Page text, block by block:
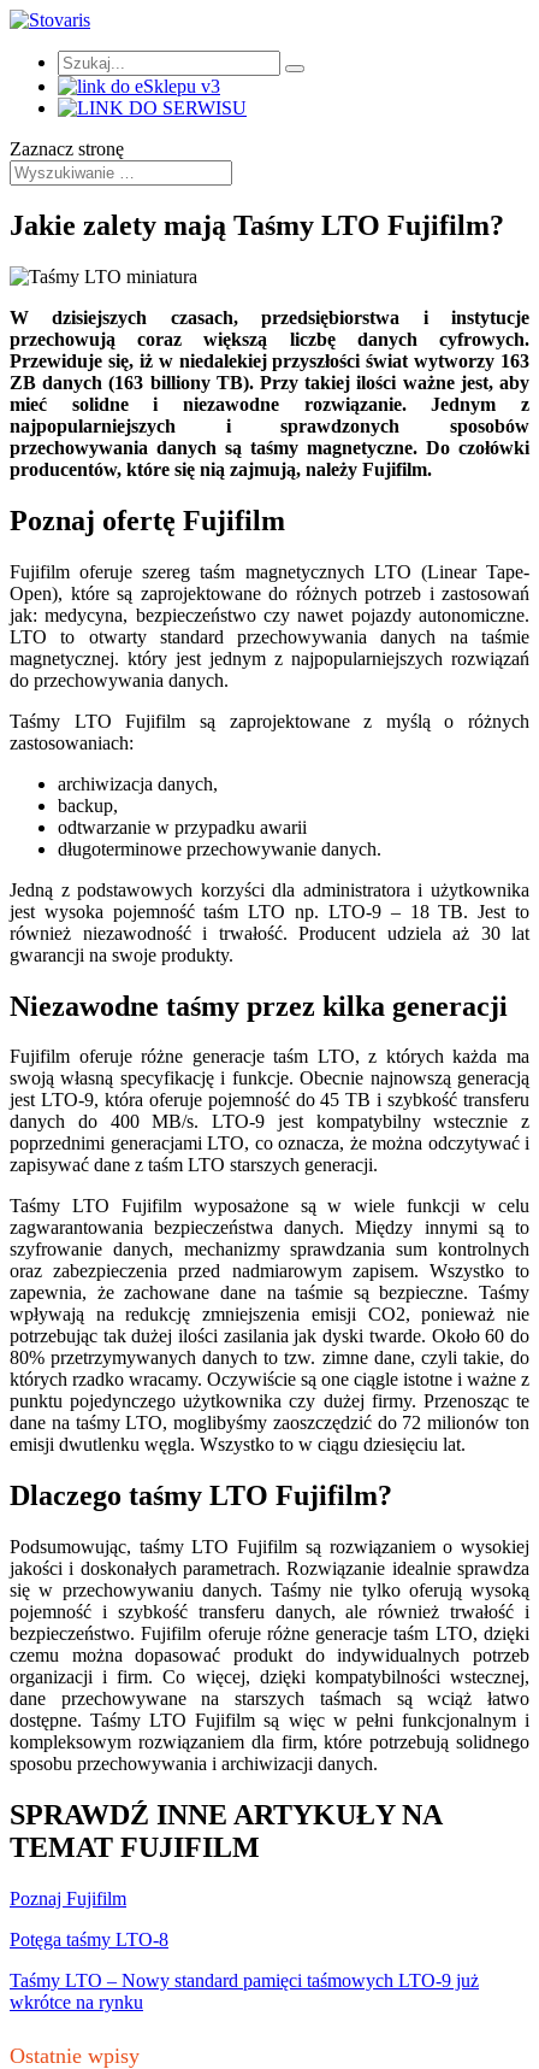
Zaznacz stronę
Jakie zalety mają Taśmy LTO Fujifilm?
W dzisiejszych czasach, przedsiębiorstwa i instytucje
przechowują coraz większą liczbę danych cyfrowych.
Przewiduje się, iż w niedalekiej przyszłości świat wytworzy 163
ZB danych (163 billiony TB). Przy takiej ilości ważne jest, aby
mieć solidne i niezawodne rozwiązanie. Jednym z
najpopularniejszych i sprawdzonych sposobów
przechowywania danych są taśmy magnetyczne. Do czołówki
producentów, które się nią zajmują, należy Fujifilm.
Poznaj ofertę Fujifilm
Fujifilm oferuje szereg taśm magnetycznych LTO (Linear Tape-
Open), które są zaprojektowane do różnych potrzeb i zastosowań
jak: medycyna, bezpieczeństwo czy nawet pojazdy autonomiczne.
LTO to otwarty standard przechowywania danych na taśmie
magnetycznej. który jest jednym z najpopularniejszych rozwiązań
do przechowywania danych.
Taśmy LTO Fujifilm są zaprojektowane z myślą o różnych
zastosowaniach:
archiwizacja danych,
backup,
odtwarzanie w przypadku awarii
długoterminowe przechowywanie danych.
Jedną z podstawowych korzyści dla administratora i użytkownika
jest wysoka pojemność taśm LTO np. LTO-9 – 18 TB. Jest to
również niezawodność i trwałość. Producent udziela aż 30 lat
gwarancji na swoje produkty.
Niezawodne taśmy przez kilka generacji
Fujifilm oferuje różne generacje taśm LTO, z których każda ma
swoją własną specyfikację i funkcje. Obecnie najnowszą generacją
jest LTO-9, która oferuje pojemność do 45 TB i szybkość transferu
danych do 400 MB/s. LTO-9 jest kompatybilny wstecznie z
poprzednimi generacjami LTO, co oznacza, że można odczytywać i
zapisywać dane z taśm LTO starszych generacji.
Taśmy LTO Fujifilm wyposażone są w wiele funkcji w celu
zagwarantowania bezpieczeństwa danych. Między innymi są to
szyfrowanie danych, mechanizmy sprawdzania sum kontrolnych
oraz zabezpieczenia przed nadmiarowym zapisem. Wszystko to
zapewnia, że zachowane dane na taśmie są bezpieczne. Taśmy
wpływają na redukcję zmniejszenia emisji CO2, ponieważ nie
potrzebując tak dużej ilości zasilania jak dyski twarde. Około 60 do
80% przetrzymywanych danych to tzw. zimne dane, czyli takie, do
których rzadko wracamy. Oczywiście są one ciągle istotne i ważne z
punktu pojedynczego użytkownika czy dużej firmy. Przenosząc te
dane na taśmy LTO, moglibyśmy zaoszczędzić do 72 milionów ton
emisji dwutlenku węgla. Wszystko to w ciągu dziesięciu lat.
Dlaczego taśmy LTO Fujifilm?
Podsumowując, taśmy LTO Fujifilm są rozwiązaniem o wysokiej
jakości i doskonałych parametrach. Rozwiązanie idealnie sprawdza
się w przechowywaniu danych. Taśmy nie tylko oferują wysoką
pojemność i szybkość transferu danych, ale również trwałość i
bezpieczeństwo. Fujifilm oferuje różne generacje taśm LTO, dzięki
czemu można dopasować produkt do indywidualnych potrzeb
organizacji i firm. Co więcej, dzięki kompatybilności wstecznej,
dane przechowywane na starszych taśmach są wciąż łatwo
dostępne. Taśmy LTO Fujifilm są więc w pełni funkcjonalnym i
kompleksowym rozwiązaniem dla firm, które potrzebują solidnego
sposobu przechowywania i archiwizacji danych.
SPRAWDŹ INNE ARTYKUŁY NA
TEMAT FUJIFILM
Poznaj Fujifilm
Potęga taśmy LTO-8
Taśmy LTO – Nowy standard pamięci taśmowych LTO-9 już
wkrótce na rynku
Ostatnie wpisy